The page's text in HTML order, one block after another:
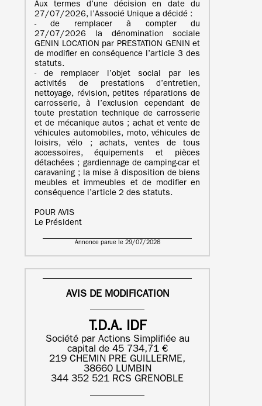
Aux termes d’une décision en date du
27/07/2026, l’Associé Unique a décidé :
- de remplacer à compter du
27/07/2026 la dénomination sociale
GENIN LOCATION par PRESTATION GENIN et
de modifier en conséquence l’article 3 des
statuts.
- de remplacer l’objet social par les
activités de prestations d’entretien,
nettoyage, révision, petites réparations de
carrosserie, à l’exclusion cependant de
toute prestation technique de carrosserie
et de mécanique autos ; achat et vente de
véhicules automobiles, moto, véhicules de
loisirs, vélo ; achats, ventes de tous
accessoires, équipements et pièces
détachées ; gardiennage de camping-car et
caravaning ; la mise à disposition de biens
meubles et immeubles et de modifier en
conséquence l’article 2 des statuts.
POUR AVIS
Le Président
Annonce parue le 29/07/2026
AVIS DE MODIFICATION
T.D.A. IDF
Société par Actions Simplifiée au
capital de 45 734,71 €
219 CHEMIN PRE GUILLERME,
38660 LUMBIN
344 352 521 RCS GRENOBLE